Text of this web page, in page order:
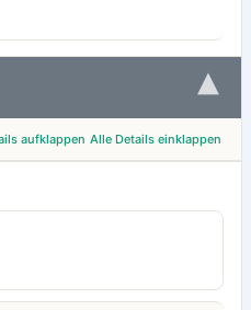
▾
aufklappen Alle Details einklappen